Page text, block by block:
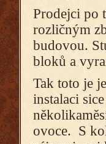
Prodejci po
rozličným
budovou.
bloků a
Tak toto je
instalaci
ovoce. S